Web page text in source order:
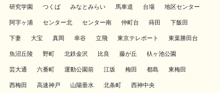
研究学園 つくば みなとみらい 馬車道 台場 地区センター
阿字ヶ浦 センター北 センター南 仲町台 蒔田 下飯田
下妻 大宝 真岡 幸谷 立飛 東京テレポート 東葉勝田台
魚沼丘陵 野町 北鉄金沢 比良 藤が丘 杁ヶ池公園
芸大通 六番町 運動公園前 江坂 梅田 都島 東梅田
西梅田 高速神戸 山陽垂水 北条町 西神中央